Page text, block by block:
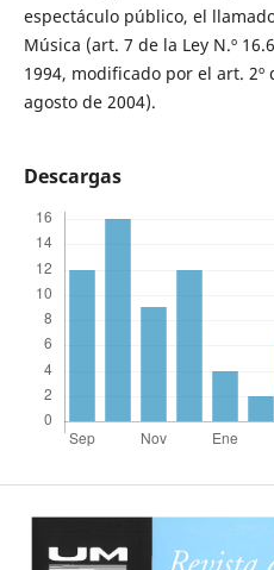
espectáculo público, el
Música (art. 7 de la Ley N.º
1994, modificado por el art. 2º
agosto de 2004).
Descargas